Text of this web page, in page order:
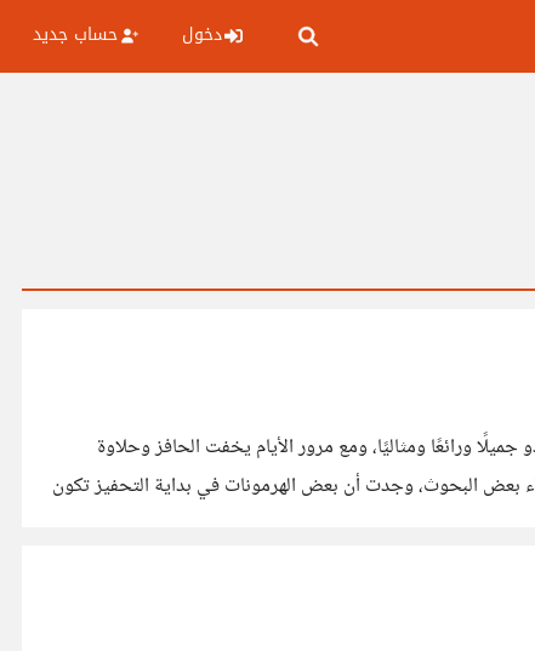
دخول حساب جديد
ورائعًا ومثاليًا، ومع مرور الأيام يخفت الحافز وحلاوة
هو بيولوجي. وعند إجراء بعض البحوث، وجدت أن بعض الهرمونات في بداية التحفيز تكون